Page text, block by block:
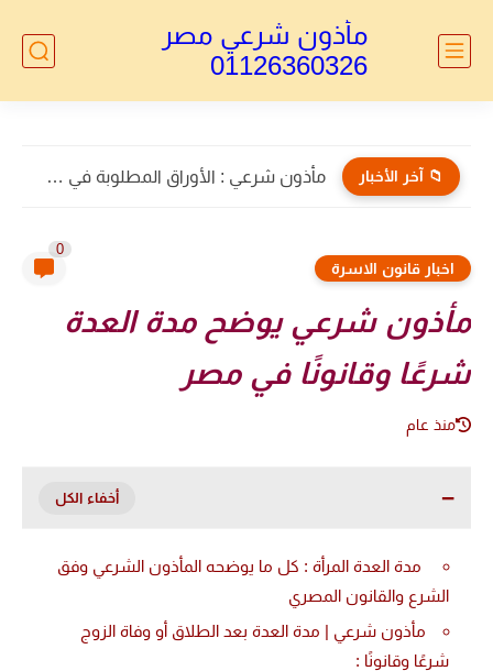
مأذون شرعي مصر
01126360326
📁 آخر الأخبار مأذون الأجانب : توكيل خاص بالطلاق للاجانب
اخبار قانون الاسرة
0
مأذون شرعي يوضح مدة العدة
شرعًا وقانونًا في مصر
منذ عام
مدة العدة المرأة : كل ما يوضحه المأذون الشرعي وفق
الشرع والقانون المصري
مأذون شرعي | مدة العدة بعد الطلاق أو وفاة الزوج
شرعًا وقانونًا :